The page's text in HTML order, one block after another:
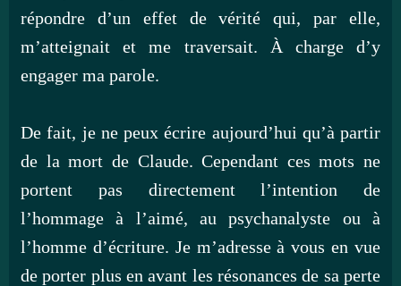
répondre d’un effet de vérité qui, par elle,
m’atteignait et me traversait. À charge d’y
engager ma parole.
De fait, je ne peux écrire aujourd’hui qu’à partir
de la mort de Claude. Cependant ces mots ne
portent pas directement l’intention de
l’hommage à l’aimé, au psychanalyste ou à
l’homme d’écriture. Je m’adresse à vous en vue
de porter plus en avant les résonances de sa perte